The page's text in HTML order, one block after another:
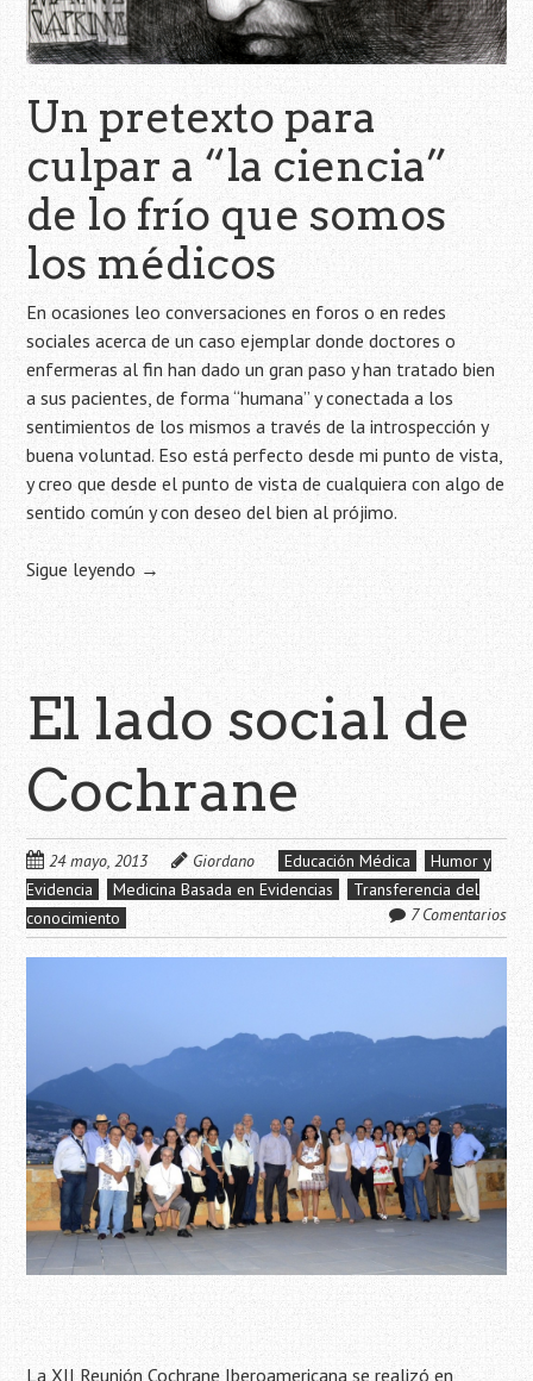
Un pretexto para
culpar a “la ciencia”
de lo frío que somos
los médicos
En ocasiones leo conversaciones en foros o en redes
sociales acerca de un caso ejemplar donde doctores o
enfermeras al fin han dado un gran paso y han tratado bien
a sus pacientes, de forma “humana” y conectada a los
sentimientos de los mismos a través de la introspección y
buena voluntad. Eso está perfecto desde mi punto de vista,
y creo que desde el punto de vista de cualquiera con algo de
sentido común y con deseo del bien al prójimo.
Sigue leyendo →
El lado social de
Cochrane
24 mayo, 2013 Giordano Educación Médica
Humor y
Evidencia
Medicina Basada en Evidencias
Transferencia del
conocimiento
7 Comentarios
LaXII Reunión Cochrane Iberoamericana se realizó en